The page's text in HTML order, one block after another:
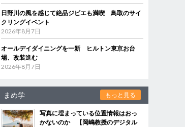
日野川の風を感じて絶品ジビエも満喫 鳥取のサイ
クリングイベント
2026年8月7日
オールデイダイニングを一新 ヒルトン東京お台
場、改装進む
2026年8月7日
まめ学 もっと見る
写真に埋まっている位置情報はおっ
かないのか 【岡嶋教授のデジタル